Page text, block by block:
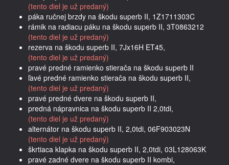
(tento diel je už predaný)
páka ručnej brzdy na škodu superb II, 1Z1711303C
rámik na radiacu páku na škodu superb II, 3T0863212
(tento diel je už predaný)
rezerva na škodu superb II, 7Jx16H ET45,
(tento diel je už predaný)
pravé predné ramienko stierača na škodu superb II
ľavé predné ramienko stierača na škodu superb II,
(tento diel je už predaný)
pravé predné dvere na škodu superb II,
predná nápravnica na škodu superb II 2,0tdi,
(tento diel je už predaný)
alternátor na škodu superb II, 2,0tdi, 06F903023N
(tento diel je už predaný)
škrtiaca klapka na škodu superb II, 2,0tdi, 03L128063K
pravé zadné dvere na škodu superb II kombi,